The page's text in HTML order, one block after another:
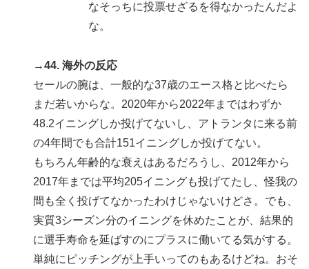
なそっちに投票せざるを得なかったんだよ
な。
→44. 海外の反応
セールの腕は、一般的な37歳のエース格と比べたら
まだ若いからな。2020年から2022年まではわずか
48.2イニングしか投げてないし、アトランタに来る前
の4年間でも合計151イニングしか投げてない。
もちろん年齢的な衰えはあるだろうし、2012年から
2017年までは平均205イニングも投げてたし、怪我の
間も全く投げてなかったわけじゃないけどさ。でも、
実質3シーズン分のイニングを休めたことが、結果的
に選手寿命を延ばすのにプラスに働いてる気がする。
単純にピッチングが上手いってのもあるけどね。おそ